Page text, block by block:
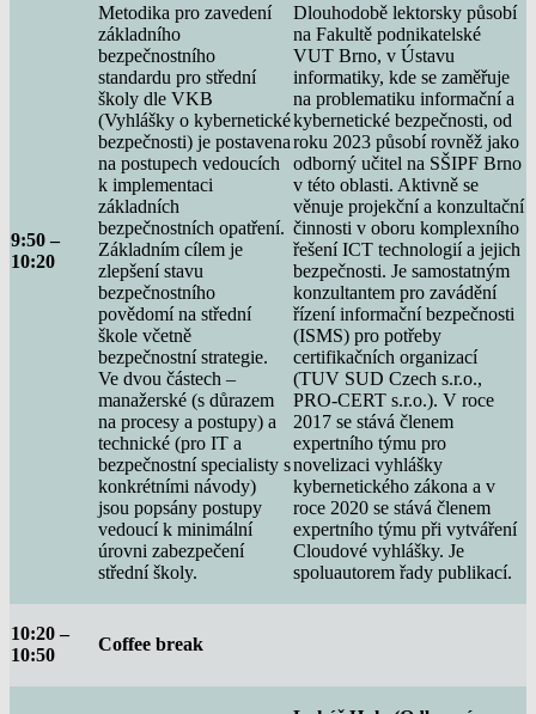
9:50 –
10:20
Metodika pro zavedení
základního
bezpečnostního
standardu pro střední
školy dle VKB
(Vyhlášky o kybernetické
bezpečnosti) je postavena
na postupech vedoucích
k implementaci
základních
bezpečnostních opatření.
Základním cílem je
zlepšení stavu
bezpečnostního
povědomí na střední
škole včetně
bezpečnostní strategie.
Ve dvou částech –
manažerské (s důrazem
na procesy a postupy) a
technické (pro IT a
bezpečnostní specialisty s
konkrétními návody)
jsou popsány postupy
vedoucí k minimální
úrovni zabezpečení
střední školy.
Dlouhodobě lektorsky působí
na Fakultě podnikatelské
VUT Brno, v Ústavu
informatiky, kde se zaměřuje
na problematiku informační a
kybernetické bezpečnosti, od
roku 2023 působí rovněž jako
odborný učitel na SŠIPF Brno
v této oblasti. Aktivně se
věnuje projekční a konzultační
činnosti v oboru komplexního
řešení ICT technologií a jejich
bezpečnosti. Je samostatným
konzultantem pro zavádění
řízení informační bezpečnosti
(ISMS) pro potřeby
certifikačních organizací
(TUV SUD Czech s.r.o.,
PRO-CERT s.r.o.). V roce
2017 se stává členem
expertního týmu pro
novelizaci vyhlášky
kybernetického zákona a v
roce 2020 se stává členem
expertního týmu při vytváření
Cloudové vyhlášky. Je
spoluautorem řady publikací.
10:20 –
10:50
Coffee break